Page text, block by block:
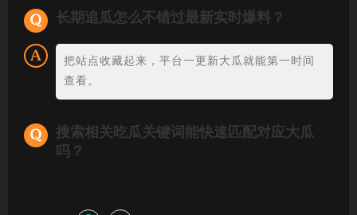
长期追瓜怎么不错过最新实时爆料？
把站点收藏起来，平台一更新大瓜就能第一时间
查看。
搜索相关吃瓜关键词能快速匹配对应大瓜
吗？